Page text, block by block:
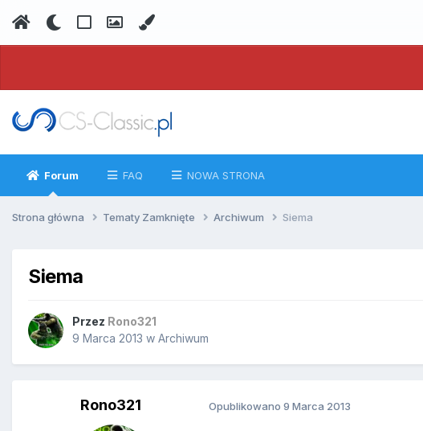
Forum FAQ NOWA STRONA
Strona główna Tematy Zamknięte Archiwum Siema
Siema
Przez Rono321
9 Marca 2013 w Archiwum
Rono321 Opublikowano 9 Marca 2013